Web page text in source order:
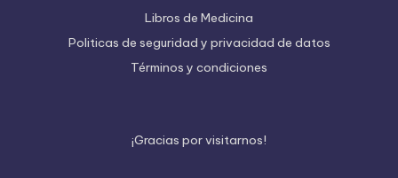
Libros de Medicina
Politicas de seguridad y privacidad de datos
Términos y condiciones
¡Gracias porvisitarnos!